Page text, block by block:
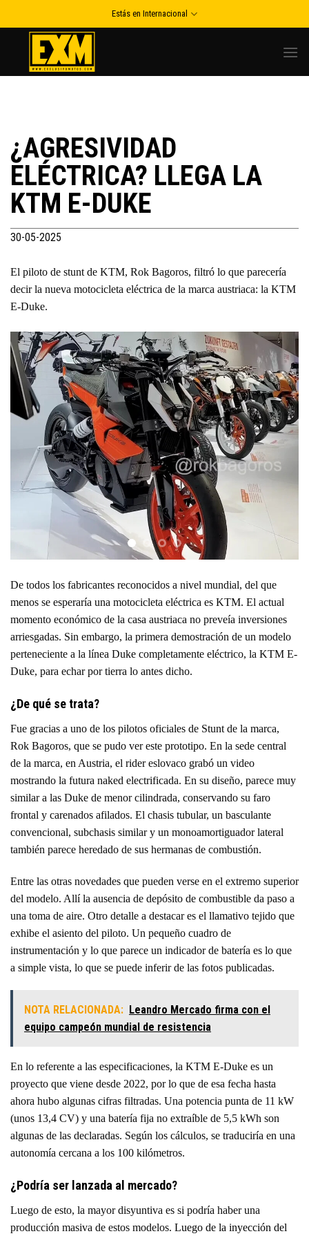
to
Estás en Internacional
¿AGRESIVIDAD
ELÉCTRICA? LLEGA LA
KTM E-DUKE
30-05-2025
El piloto de stunt de KTM, Rok Bagoros, filtró lo que parecería
decir la nueva motocicleta eléctrica de la marca austriaca: la KTM
E-Duke.
De todos los fabricantes reconocidos a nivel mundial, del que
menos se esperaría una motocicleta eléctrica es KTM. El actual
momento económico de la casa austriaca no preveía inversiones
arriesgadas. Sin embargo, la primera demostración de un modelo
perteneciente a la línea Duke completamente eléctrico, la KTM E-
Duke, para echar por tierra lo antes dicho.
¿De qué se trata?
Fue gracias a uno de los pilotos oficiales de Stunt de la marca,
Rok Bagoros, que se pudo ver este prototipo. En la sede central
de la marca, en Austria, el rider eslovaco grabó un video
mostrando la futura naked electrificada. En su diseño, parece muy
similar a las Duke de menor cilindrada, conservando su faro
frontal y carenados afilados. El chasis tubular, un basculante
convencional, subchasis similar y un monoamortiguador lateral
también parece heredado de sus hermanas de combustión.
Entre las otras novedades que pueden verse en el extremo superior
del modelo. Allí la ausencia de depósito de combustible da paso a
una toma de aire. Otro detalle a destacar es el llamativo tejido que
exhibe el asiento del piloto. Un pequeño cuadro de
instrumentación y lo que parece un indicador de batería es lo que
a simple vista, lo que se puede inferir de las fotos publicadas.
NOTA RELACIONADA: Leandro Mercado firma con el
equipo campeón mundial de resistencia
En lo referente a las especificaciones, la KTM E-Duke es un
proyecto que viene desde 2022, por lo que de esa fecha hasta
ahora hubo algunas cifras filtradas. Una potencia punta de 11 kW
(unos 13,4 CV) y una batería fija no extraíble de 5,5 kWh son
algunas de las declaradas. Según los cálculos, se traduciría en una
autonomía cercana a los 100 kilómetros.
¿Podría ser lanzada al mercado?
Luego de esto, la mayor disyuntiva es si podría haber una
producción masiva de estos modelos. Luego de la inyección del